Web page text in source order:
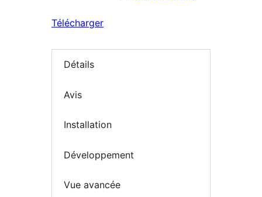
Télécharger
Détails
Avis
Installation
Développement
Vue avancée